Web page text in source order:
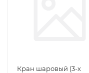
Кран шаровый (3-х